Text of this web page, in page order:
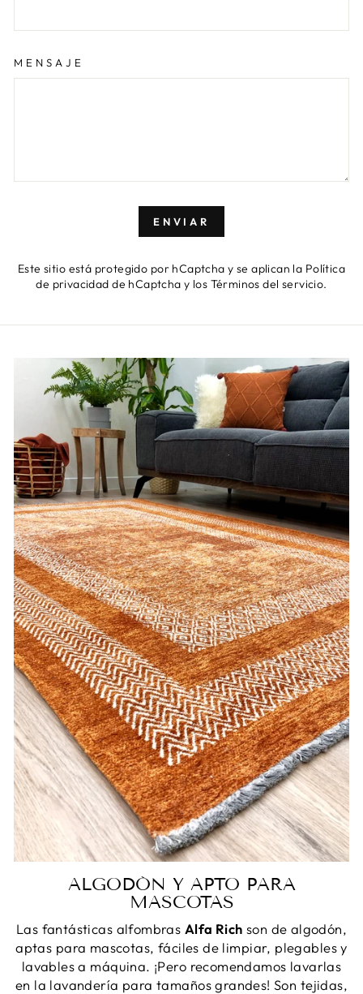
MENSAJE
ENVIAR
Este sitio está protegido por hCaptcha y se aplican la Política
de privacidad de hCaptchay los Términos del servicio.
ALGODÓN Y APTO PARA
MASCOTAS
Las fantásticas alfombras Alfa Rich son de algodón,
aptas para mascotas, fáciles de limpiar, plegables y
lavables a máquina. ¡Pero recomendamos lavarlas
en la lavandería para tamaños grandes! Son tejidas,